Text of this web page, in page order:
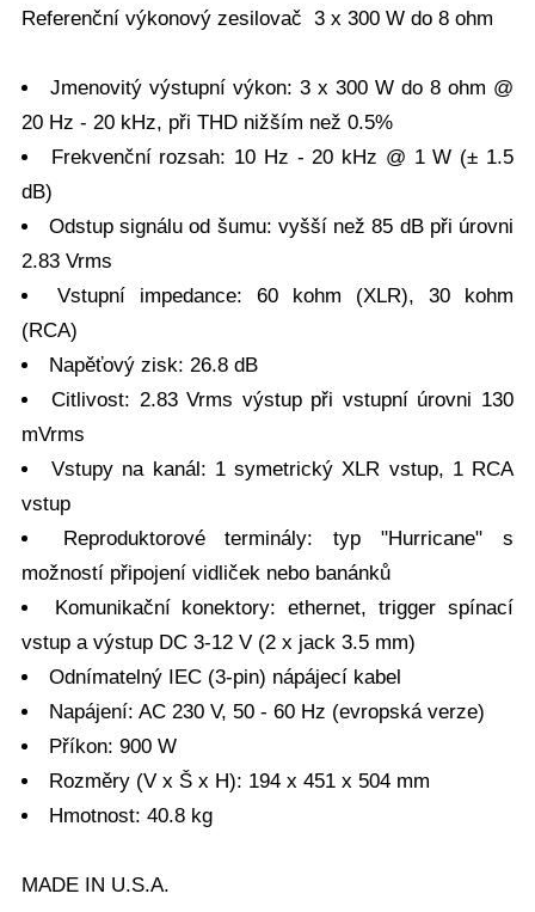
Referenční výkonový zesilovač 3 x 300 W do 8 ohm
Jmenovitý výstupní výkon: 3 x 300 W do 8 ohm @
20 Hz - 20 kHz, při THD nižším než 0.5%
Frekvenční rozsah: 10 Hz - 20 kHz @ 1 W (± 1.5
dB)
Odstup signálu od šumu: vyšší než 85 dB při úrovni
2.83 Vrms
Vstupní impedance: 60 kohm (XLR), 30 kohm
(RCA)
Napěťový zisk: 26.8 dB
Citlivost: 2.83 Vrms výstup při vstupní úrovni 130
mVrms
Vstupy na kanál: 1 symetrický XLR vstup, 1 RCA
vstup
Reproduktorové terminály: typ "Hurricane" s
možností připojení vidliček nebo banánků
Komunikační konektory: ethernet, trigger spínací
vstup a výstup DC 3-12 V (2 x jack 3.5 mm)
Odnímatelný IEC (3-pin) nápájecí kabel
Napájení: AC 230 V, 50 - 60 Hz (evropská verze)
Příkon: 900 W
Rozměry (V x Š x H): 194 x 451 x 504 mm
Hmotnost: 40.8 kg
MADE IN U.S.A.